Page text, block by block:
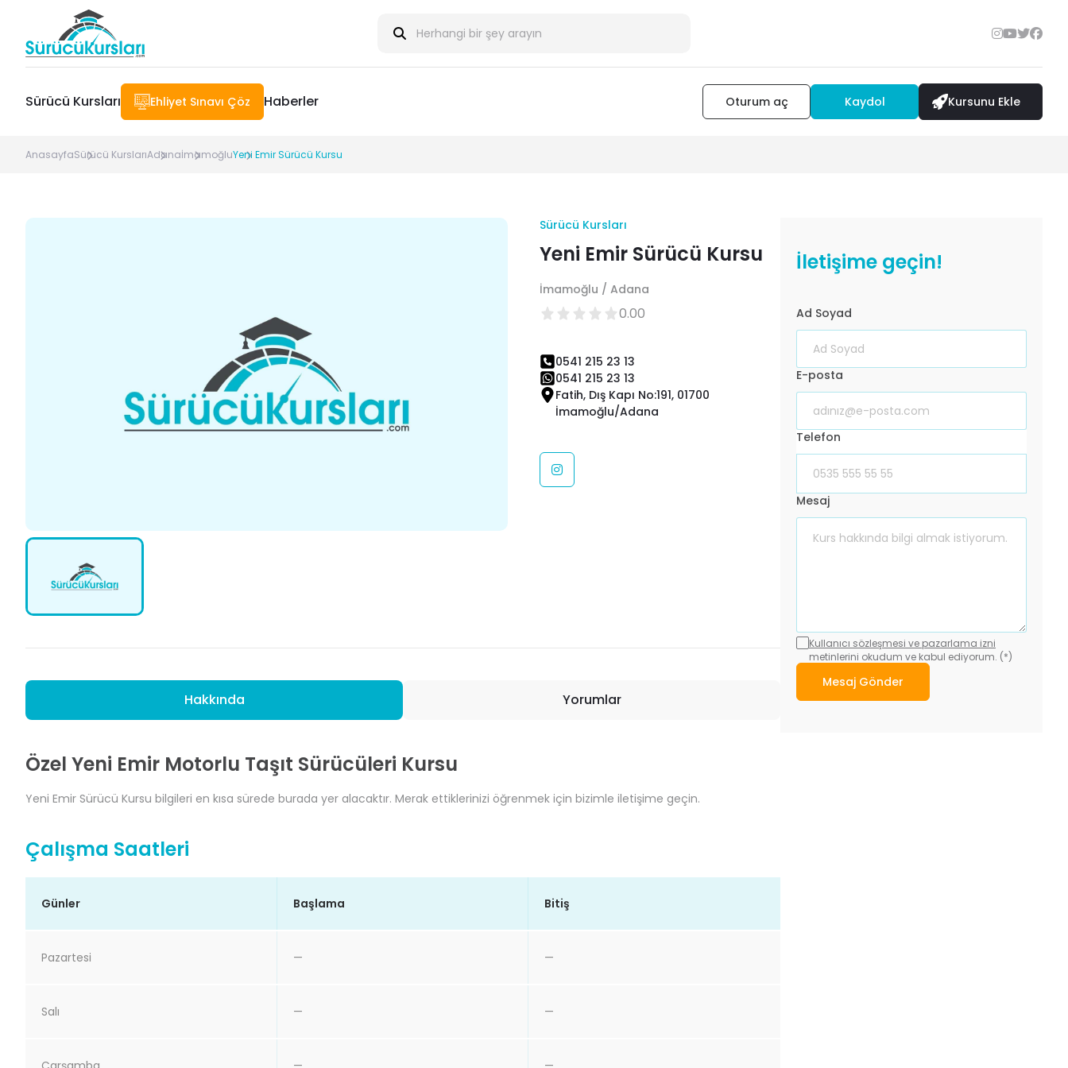
Sürücü Kursları Ehliyet Sınavı Çöz Haberler Oturum aç Kaydol Kursunu Ekle
AnasayfaSürücü KurslarıAdanaİmamoğluYeni Emir Sürücü Kursu
Sürücü Kursları
Yeni Emir Sürücü Kursu
İmamoğlu / Adana
0.00
0541 215 23 13
0541 215 23 13
Fatih, Dış Kapı No:191, 01700
İmamoğlu/Adana
Hakkında Yorumlar
Özel Yeni Emir Motorlu Taşıt Sürücüleri Kursu
Yeni Emir Sürücü Kursu bilgileri en kısa sürede burada yer alacaktır. Merak ettiklerinizi öğrenmek için bizimle iletişime geçin.
Çalışma Saatleri
Günler Başlama Bitiş
Pazartesi — —
Salı — —
İletişime geçin!
Ad Soyad
E-posta
Telefon
Mesaj
Kullanıcı sözleşmesi ve pazarlama izni
metinlerini okudum ve kabul ediyorum. (*)
Mesaj Gönder